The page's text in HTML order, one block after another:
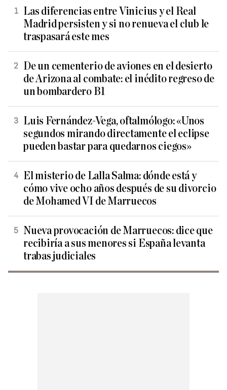
Las diferencias entre Vinicius y el Real
Madrid persisten y si no renueva el club le
traspasará este mes
De un cementerio de aviones en el desierto
de Arizona al combate: el inédito regreso de
un bombardero B1
Luis Fernández-Vega, oftalmólogo: «Unos
segundos mirando directamente el eclipse
pueden bastar para quedarnos ciegos»
El misterio de Lalla Salma: dónde está y
cómo vive ocho años después de su divorcio
de Mohamed VI de Marruecos
Nueva provocación de Marruecos: dice que
recibiría a sus menores si España levanta
trabas judiciales